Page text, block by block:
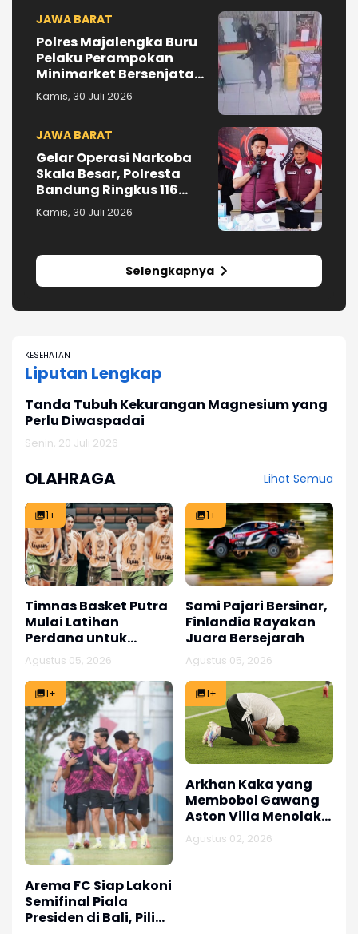
JAWA BARAT
Polres Majalengka Buru
Pelaku Perampokan
Minimarket Bersenjata
Api di Kasokandel
Kamis, 30 Juli 2026
JAWA BARAT
Gelar Operasi Narkoba
Skala Besar, Polresta
Bandung Ringkus 116
Tersangka dan Sita
Jutaan Obat Keras
Kamis, 30 Juli 2026
Selengkapnya
KESEHATAN
Liputan Lengkap
Kenali
Denmark Jadi Negara Eropa
Bebas dari Penularan HIV Ibu ke
Jumat, 27 Februari 2026
OLAHRAGA Lihat Semua
1+
Timnas Basket Putra
Mulai Latihan
Perdana untuk
Kualifikasi Asia
Agustus 05, 2026
1+
Sami Pajari Bersinar,
Finlandia Rayakan
Juara Bersejarah
Agustus 05, 2026
1+
Arema FC Siap Lakoni
Semifinal Piala
Presiden di Bali, Pilih
1+
Arkhan Kaka yang
Membobol Gawang
Aston Villa Menolak
Berpuas Diri
Agustus 02, 2026